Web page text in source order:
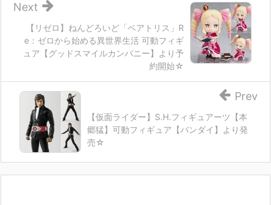
【リゼロ】ねんどろいど「ベアトリス」R
e：ゼロから始める異世界生活 可動フィギ
ュア【グッドスマイルカンパニー】より予
約開始☆
Next
【仮面ライダー】S.H.フィギュアーツ【本
郷猛】可動フィギュア【バンダイ】より発
売☆
Prev